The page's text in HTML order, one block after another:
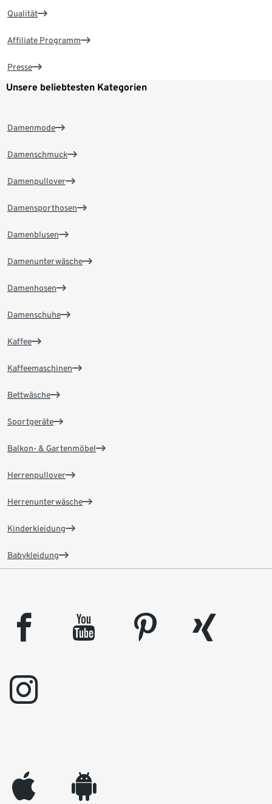
Qualität
Affiliate Programm
Presse
Unsere beliebtesten Kategorien
Damenmode
Damenschmuck
Damenpullover
Damensporthosen
Damenblusen
Damenunterwäsche
Damenhosen
Damenschuhe
Kaffee
Kaffeemaschinen
Bettwäsche
Sportgeräte
Balkon- & Gartenmöbel
Herrenpullover
Herrenunterwäsche
Kinderkleidung
Babykleidung
facebook youtube pinterest
xing
instagram
appleinc android